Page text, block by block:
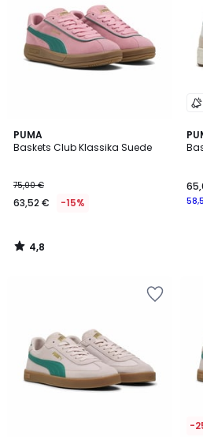
PUMA
Baskets Club Klassika Suede
75,00 €
63,52 € -15%
4,8
/ 5
4,8
/
-